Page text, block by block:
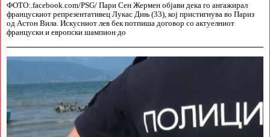
ФОТО:.facebook.com/PSG/ Пари Сен Жермен објави дека го ангажирал
францускиот репрезентативец Лукас Дињ (33), кој пристигнува во Париз
од Астон Вила. Искусниот лев бек потпиша договор со актуелниот
француски и европски шампион до